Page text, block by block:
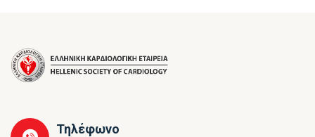
Τηλέφωνο